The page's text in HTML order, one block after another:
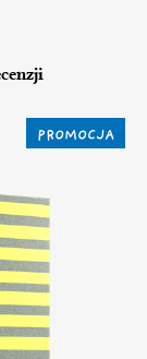
PROMOCJA